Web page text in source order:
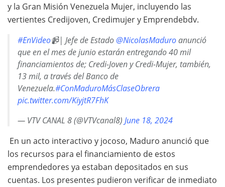
y la Gran Misión Venezuela Mujer, incluyendo las
vertientes Credijoven, Credimujer y Emprendebdv.
#EnVideo📹| Jefe de Estado @NicolasMaduroanunció
que en el mes de junio estarán entregando 40 mil
financiamientos de; Credi-Joven y Credi-Mujer, también,
13 mil, a través del Banco de
Venezuela.#ConMaduroMásClaseObrera
pic.twitter.com/KiyjtR7FhK
— VTV CANAL 8 (@VTVcanal8) June 18, 2024
En un acto interactivo y jocoso, Maduro anunció que
los recursos para el financiamiento de estos
emprendedores ya estaban depositados en sus
cuentas. Los presentes pudieron verificar de inmediato